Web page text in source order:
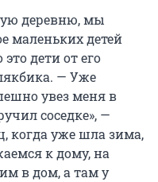
деревню, мы
маленьких детей
дети от его
— Уже
увез меня в
соседке», —
когда уже шла зима,
к дому, на
в дом, а там у